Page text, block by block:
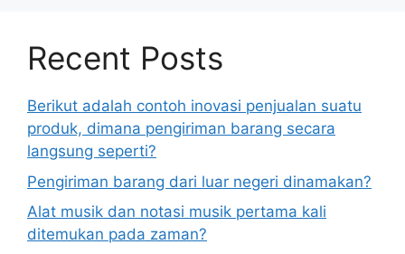
Recent Posts
Berikut adalah contoh inovasi penjualan suatu
produk, dimana pengiriman barang secara
langsung seperti?
Pengiriman barang dari luar negeri dinamakan?
Alat musik dan notasi musik pertama kali
ditemukan pada zaman?